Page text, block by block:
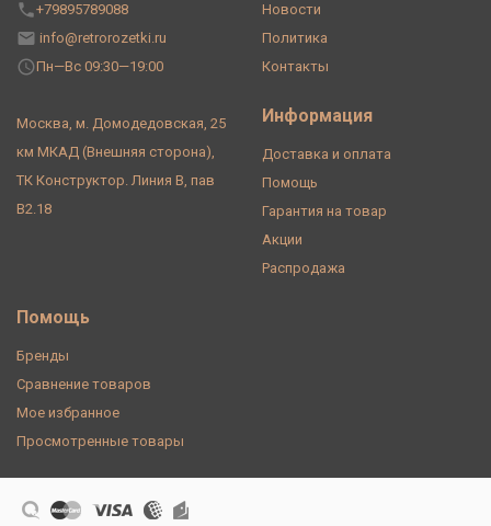
+79895789088
info@retrorozetki.ru
Пн—Вс 09:30—19:00
Москва, м. Домодедовская, 25
км МКАД (Внешняя сторона),
ТК Конструктор. Линия В, пав
В2.18
Новости
Политика
Контакты
Информация
Доставка и оплата
Помощь
Гарантия на товар
Акции
Распродажа
Помощь
Бренды
Сравнение товаров
Мое избранное
Просмотренные товары